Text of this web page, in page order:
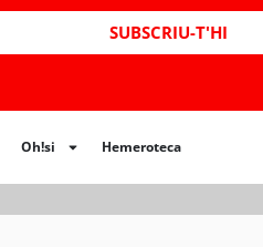
SUBSCRIU-T'HI
Oh!si Hemeroteca
Hemeroteca